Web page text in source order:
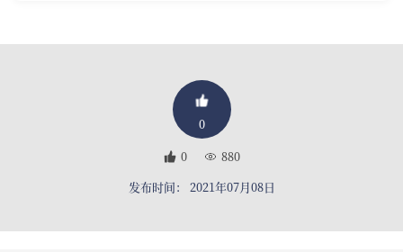
0
0
880
发布时间： 2021年07月08日